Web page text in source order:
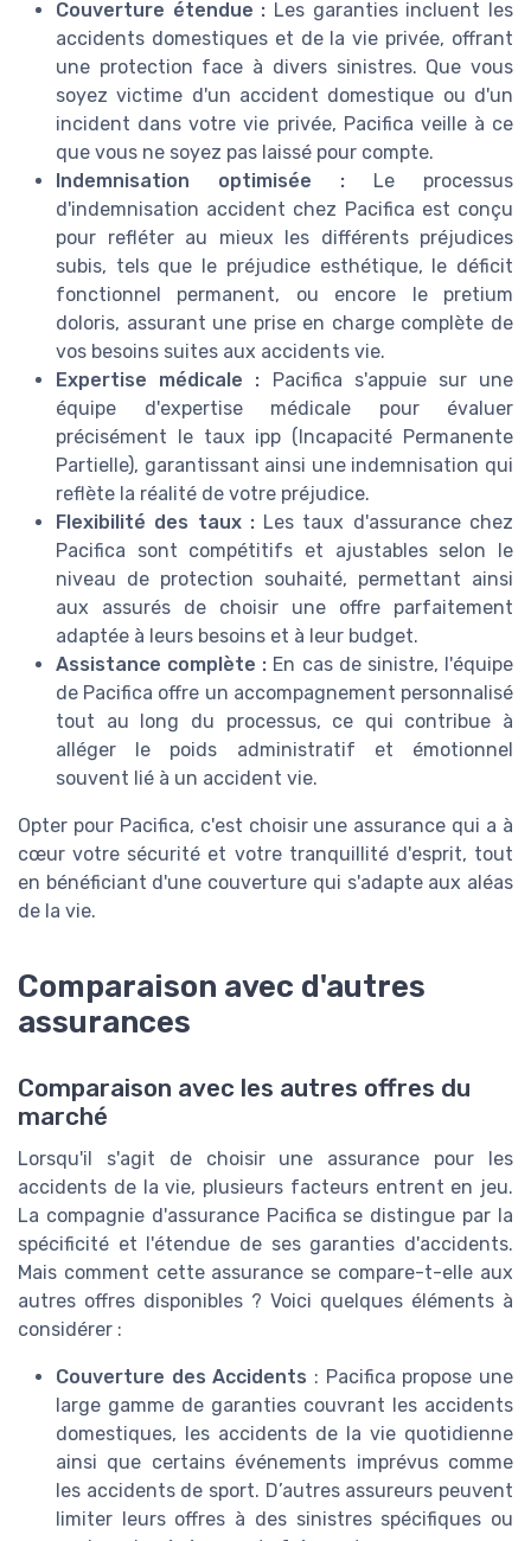
Couverture étendue : Les garanties incluent les
accidents domestiques et de la vie privée, offrant
une protection face à divers sinistres. Que vous
soyez victime d'un accident domestique ou d'un
incident dans votre vie privée, Pacifica veille à ce
que vous ne soyez pas laissé pour compte.
Indemnisation optimisée : Le processus
d'indemnisation accident chez Pacifica est conçu
pour refléter au mieux les différents préjudices
subis, tels que le préjudice esthétique, le déficit
fonctionnel permanent, ou encore le pretium
doloris, assurant une prise en charge complète de
vos besoins suites aux accidents vie.
Expertise médicale : Pacifica s'appuie sur une
équipe d'expertise médicale pour évaluer
précisément le taux ipp (Incapacité Permanente
Partielle), garantissant ainsi une indemnisation qui
reflète la réalité de votre préjudice.
Flexibilité des taux :Les taux d'assurance chez
Pacifica sont compétitifs et ajustables selon le
niveau de protection souhaité, permettant ainsi
aux assurés de choisir une offre parfaitement
adaptée à leurs besoins et à leur budget.
Assistance complète : En cas de sinistre, l'équipe
de Pacifica offre un accompagnement personnalisé
tout au long du processus, ce qui contribue à
alléger le poids administratif et émotionnel
souvent lié à un accident vie.
Opter pour Pacifica, c'est choisir une assurance qui a à
cœur votre sécurité et votre tranquillité d'esprit, tout
en bénéficiant d'une couverture qui s'adapte aux aléas
de la vie.
Comparaison avec d'autres
assurances
Comparaison avec les autres offres du
marché
Lorsqu'il s'agit de choisir une assurance pour les
accidents de la vie, plusieurs facteurs entrent en jeu.
La compagnie d'assurance Pacifica se distingue par la
spécificité et l'étendue de ses garanties d'accidents.
Mais comment cette assurance se compare-t-elle aux
autres offres disponibles ? Voici quelques éléments à
considérer :
Couverture des Accidents : Pacifica propose une
large gamme de garanties couvrant les accidents
domestiques, les accidents de la vie quotidienne
ainsi que certains événements imprévus comme
les accidents de sport. D’autres assureurs peuvent
limiter leurs offres à des sinistres spécifiques ou